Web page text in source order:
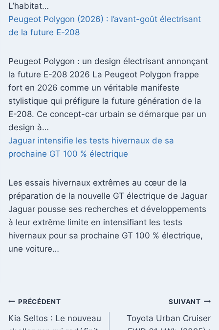
L’habitat…
Peugeot Polygon (2026) : l’avant-goût électrisant
de la future E-208
Peugeot Polygon : un design électrisant annonçant
la future E-208 2026 La Peugeot Polygon frappe
fort en 2026 comme un véritable manifeste
stylistique qui préfigure la future génération de la
E-208. Ce concept-car urbain se démarque par un
design à…
Jaguar intensifie les tests hivernaux de sa
prochaine GT 100 % électrique
Les essais hivernaux extrêmes au cœur de la
préparation de la nouvelle GT électrique de Jaguar
Jaguar pousse ses recherches et développements
à leur extrême limite en intensifiant les tests
hivernaux pour sa prochaine GT 100 % électrique,
une voiture…
Navigation
de
PRÉCÉDENT
Kia Seltos : Le nouveau
SUIVANT
Toyota Urban Cruiser